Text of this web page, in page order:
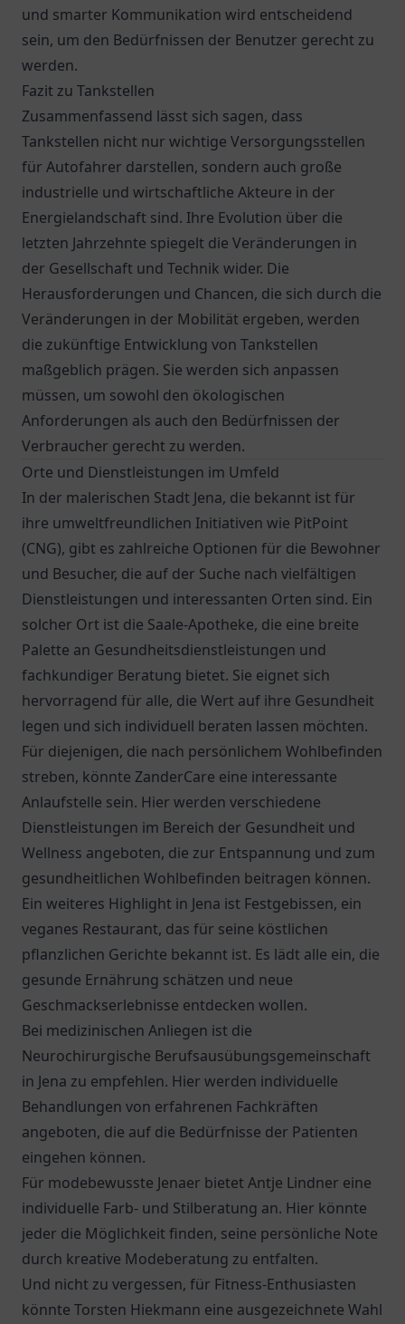
und smarter Kommunikation wird entscheidend
sein, um den Bedürfnissen der Benutzer gerecht zu
werden.
Fazit zu Tankstellen
Zusammenfassend lässt sich sagen, dass
Tankstellen nicht nur wichtige Versorgungsstellen
für Autofahrer darstellen, sondern auch große
industrielle und wirtschaftliche Akteure in der
Energielandschaft sind. Ihre Evolution über die
letzten Jahrzehnte spiegelt die Veränderungen in
der Gesellschaft und Technik wider. Die
Herausforderungen und Chancen, die sich durch die
Veränderungen in der Mobilität ergeben, werden
die zukünftige Entwicklung von Tankstellen
maßgeblich prägen. Sie werden sich anpassen
müssen, um sowohl den ökologischen
Anforderungen als auch den Bedürfnissen der
Verbraucher gerecht zu werden.
Orte und Dienstleistungen im Umfeld
In der malerischen Stadt Jena, die bekannt ist für
ihre umweltfreundlichen Initiativen wie PitPoint
(CNG), gibt es zahlreiche Optionen für die Bewohner
und Besucher, die auf der Suche nach vielfältigen
Dienstleistungen und interessanten Orten sind. Ein
solcher Ort ist die Saale-Apotheke, die eine breite
Palette an Gesundheitsdienstleistungen und
fachkundiger Beratung bietet. Sie eignet sich
hervorragend für alle, die Wert auf ihre Gesundheit
legen und sich individuell beraten lassen möchten.
Für diejenigen, die nach persönlichem Wohlbefinden
streben, könnte ZanderCare eine interessante
Anlaufstelle sein. Hier werden verschiedene
Dienstleistungen im Bereich der Gesundheit und
Wellness angeboten, die zur Entspannung und zum
gesundheitlichen Wohlbefinden beitragen können.
Ein weiteres Highlight in Jena ist Festgebissen, ein
veganes Restaurant, das für seine köstlichen
pflanzlichen Gerichte bekannt ist. Es lädt alle ein, die
gesunde Ernährung schätzen und neue
Geschmackserlebnisse entdecken wollen.
Bei medizinischen Anliegen ist die
Neurochirurgische Berufsausübungsgemeinschaft
in Jena zu empfehlen. Hier werden individuelle
Behandlungen von erfahrenen Fachkräften
angeboten, die auf die Bedürfnisse der Patienten
eingehen können.
Für modebewusste Jenaer bietet Antje Lindner eine
individuelle Farb- und Stilberatung an. Hier könnte
jeder die Möglichkeit finden, seine persönliche Note
durch kreative Modeberatung zu entfalten.
Und nicht zu vergessen, für Fitness-Enthusiasten
könnte Torsten Hiekmann eine ausgezeichnete Wahl